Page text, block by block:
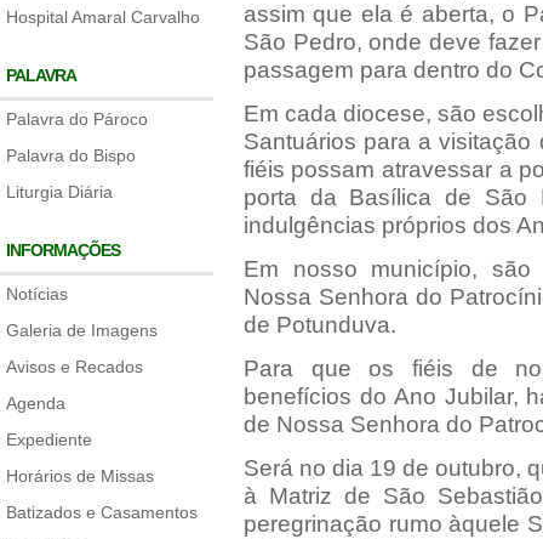
Hospital Amaral Carvalho
PALAVRA
Palavra do Pároco
Palavra do Bispo
Liturgia Diária
INFORMAÇÕES
Notícias
Galeria de Imagens
Avisos e Recados
Agenda
Expediente
Horários de Missas
Batizados e Casamentos
assim que ela é aberta, o
São Pedro, onde deve
passagem para dentro do
Em cada diocese, são
Santuários para a
fiéis possam atravessar a
porta da Basílica de São
indulgências próprios dos
Em nosso município,
Nossa Senhora do
de Potunduva.
Para que os fiéis de
benefícios do Ano Jubilar,
de Nossa Senhora do
Será no dia 19 de outubro,
à Matriz de São
peregrinação rumo àquele